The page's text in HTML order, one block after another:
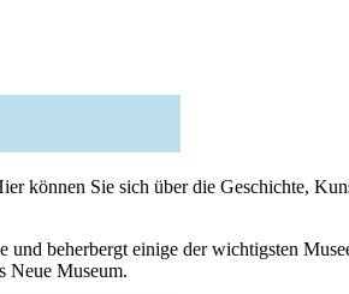
können Sie sich über die Geschichte,
beherbergt einige der wichtigsten
Neue Museum.